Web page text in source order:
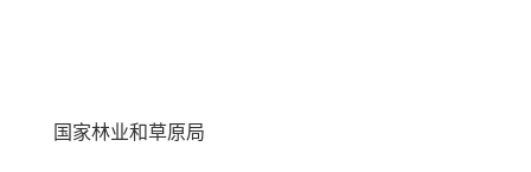
国家林业和草原局